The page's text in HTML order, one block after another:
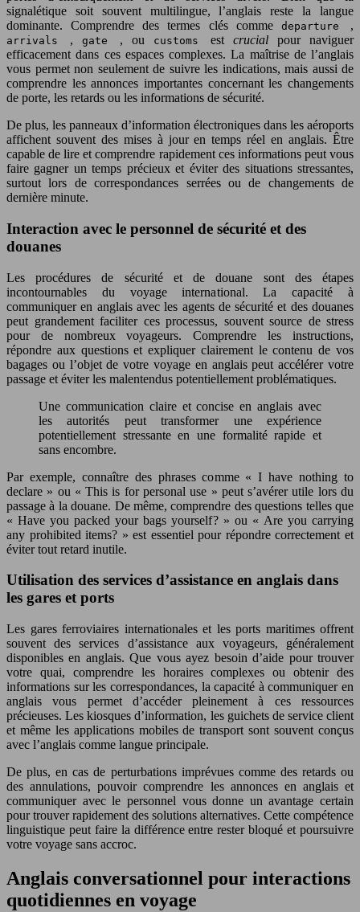
signalétique soit souvent multilingue, l’anglais reste la langue
dominante. Comprendre des termes clés comme departure ,
arrivals , gate , ou customs est crucial pour naviguer
efficacement dans ces espaces complexes. La maîtrise de l’anglais
vous permet non seulement de suivre les indications, mais aussi de
comprendre les annonces importantes concernant les changements
de porte, les retards ou les informations de sécurité.
De plus, les panneaux d’information électroniques dans les aéroports
affichent souvent des mises à jour en temps réel en anglais. Être
capable de lire et comprendre rapidement ces informations peut vous
faire gagner un temps précieux et éviter des situations stressantes,
surtout lors de correspondances serrées ou de changements de
dernière minute.
Interaction avec le personnel de sécurité et des
douanes
Les procédures de sécurité et de douane sont des étapes
incontournables du voyage international. La capacité à
communiquer en anglais avec les agents de sécurité et des douanes
peut grandement faciliter ces processus, souvent source de stress
pour de nombreux voyageurs. Comprendre les instructions,
répondre aux questions et expliquer clairement le contenu de vos
bagages ou l’objet de votre voyage en anglais peut accélérer votre
passage et éviter les malentendus potentiellement problématiques.
Une communication claire et concise en anglais avec
les autorités peut transformer une expérience
potentiellement stressante en une formalité rapide et
sans encombre.
Par exemple, connaître des phrases comme « I have nothing to
declare » ou « This is for personal use » peut s’avérer utile lors du
passage à la douane. De même, comprendre des questions telles que
« Have you packed your bags yourself? » ou « Are you carrying
any prohibited items? » est essentiel pour répondre correctement et
éviter tout retard inutile.
Utilisation des services d’assistance en anglais dans
les gares et ports
Les gares ferroviaires internationales et les ports maritimes offrent
souvent des services d’assistance aux voyageurs, généralement
disponibles en anglais. Que vous ayez besoin d’aide pour trouver
votre quai, comprendre les horaires complexes ou obtenir des
informations sur les correspondances, la capacité à communiquer en
anglais vous permet d’accéder pleinement à ces ressources
précieuses. Les kiosques d’information, les guichets de service client
et même les applications mobiles de transport sont souvent conçus
avec l’anglais comme langue principale.
De plus, en cas de perturbations imprévues comme des retards ou
des annulations, pouvoir comprendre les annonces en anglais et
communiquer avec le personnel vous donne un avantage certain
pour trouver rapidement des solutions alternatives. Cette compétence
linguistique peut faire la différence entre rester bloqué et poursuivre
votre voyage sans accroc.
Anglais conversationnel pour interactions
quotidiennes en voyage